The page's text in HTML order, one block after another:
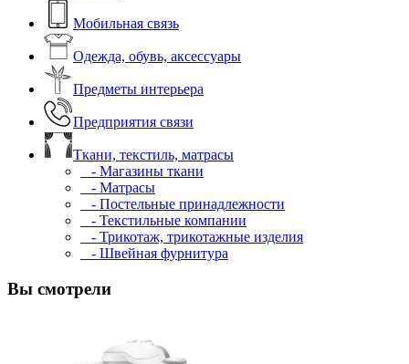
Мобильная связь
Одежда, обувь, аксессуары
Предметы интерьера
Предприятия связи
Ткани, текстиль, матрасы
- Магазины ткани
- Матрасы
- Постельные принадлежности
- Текстильные компании
- Трикотаж, трикотажные изделия
- Швейная фурнитура
Вы смотрели